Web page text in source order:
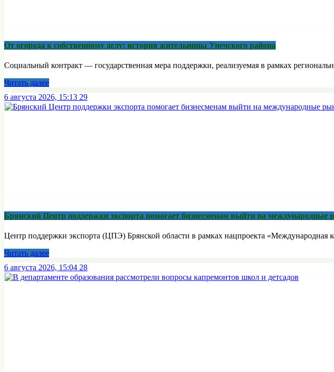
От огорода к собственному делу: история жительницы Унечского района
Социальный контракт — государственная мера поддержки, реализуемая в рамках
Читать далее
6 августа 2026, 15:13 29
Брянский Центр поддержки экспорта помогает бизнесменам выйти на международные
Центр поддержки экспорта (ЦПЭ) Брянской области в рамках нацпроекта «Международная
Читать далее
6 августа 2026, 15:04 28